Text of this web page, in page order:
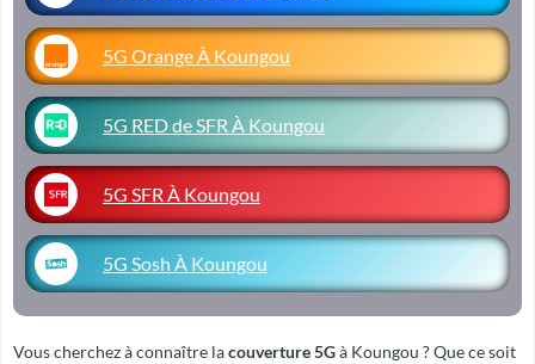
5G Orange À Koungou
5G RED de SFR À Koungou
5G SFR À Koungou
5G Sosh À Koungou
Vous cherchez à connaître lacouverture 5Gà Koungou ? Que ce soit